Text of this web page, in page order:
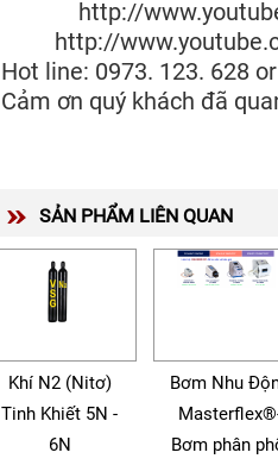
http://
http://
Hot line: 0973. 123. 628
Cảm ơn quý khách đã
SẢN PHẨM LIÊN QUAN
Khí N2 (Nitơ)
Tinh Khiết 5N -
6N
Bơm Nhu
Bơm phân